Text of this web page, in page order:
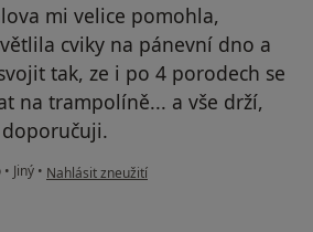
mi velice pomohla,
cviky na pánevní dno a
tak, ze i po 4 porodech se
na trampolíně... a vše drží,
• Jiný • podle názoru uživatele Veronika
Nahlásit zneužití